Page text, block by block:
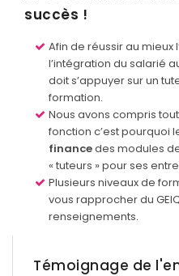
succès !
Afin de réussir au
l’intégration du salarié
doit s’appuyer sur un
formation.
Nous avons compris
fonction c’est pourquoi
financedes modules
« tuteurs » pour ses
Plusieurs niveaux de
vous rapprocher du
renseignements.
Témoignage de